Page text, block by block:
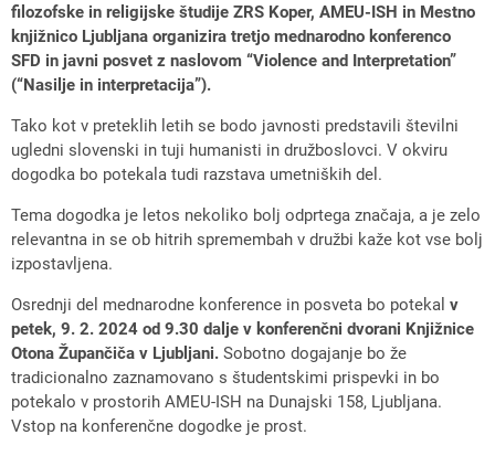
filozofske in religijske študije ZRS Koper, AMEU-ISH in Mestno
knjižnico Ljubljana organizira tretjo mednarodno konferenco
SFD in javni posvet z naslovom “Violence and Interpretation”
(“Nasilje in interpretacija”).
Tako kot v preteklih letih se bodo javnosti predstavili številni
ugledni slovenski in tuji humanisti in družboslovci. V okviru
dogodka bo potekala tudi razstava umetniških del.
Tema dogodka je letos nekoliko bolj odprtega značaja, a je zelo
relevantna in se ob hitrih spremembah v družbi kaže kot vse bolj
izpostavljena.
Osrednji del mednarodne konference in posveta bo potekal v
petek, 9. 2. 2024 od 9.30 dalje v konferenčni dvorani Knjižnice
Otona Župančiča v Ljubljani. Sobotno dogajanje bo že
tradicionalno zaznamovano s študentskimi prispevki in bo
potekalo v prostorih AMEU-ISH na Dunajski 158, Ljubljana.
Vstop na konferenčne dogodke je prost.